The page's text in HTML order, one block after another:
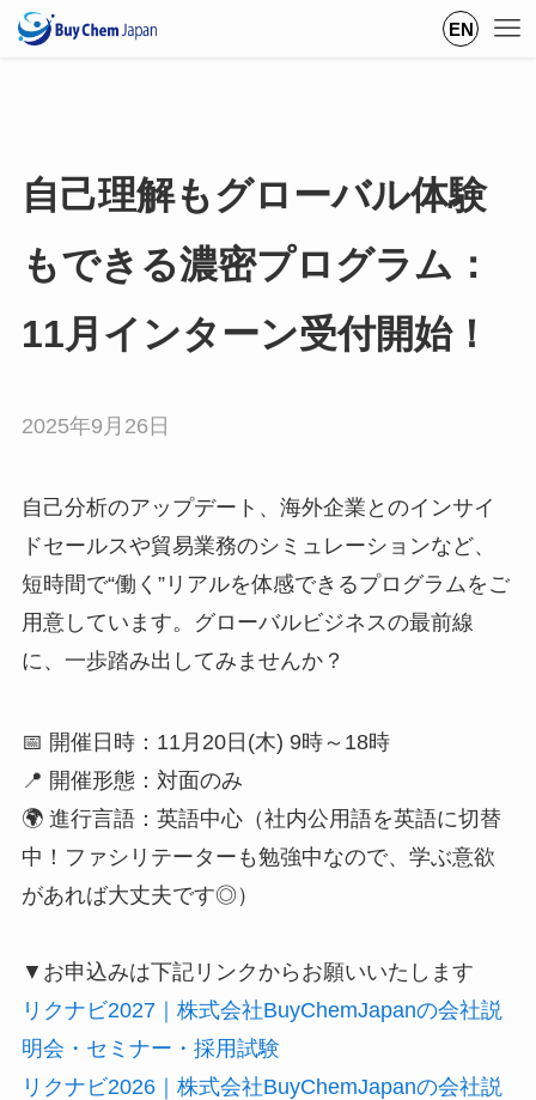
EN
自己理解もグローバル体験
もできる濃密プログラム：
11月インターン受付開始！
2025年9月26日
自己分析のアップデート、海外企業とのインサイ
ドセールスや貿易業務のシミュレーションなど、
短時間で“働く”リアルを体感できるプログラムをご
用意しています。グローバルビジネスの最前線
に、一歩踏み出してみませんか？
📅 開催日時：11月20日(木) 9時～18時
📍 開催形態：対面のみ
🌍 進行言語：英語中心（社内公用語を英語に切替
中！ファシリテーターも勉強中なので、学ぶ意欲
があれば大丈夫です◎）
▼お申込みは下記リンクからお願いいたします
リクナビ2027｜株式会社BuyChemJapanの会社説
明会・セミナー・採用試験
リクナビ2026｜株式会社BuyChemJapanの会社説